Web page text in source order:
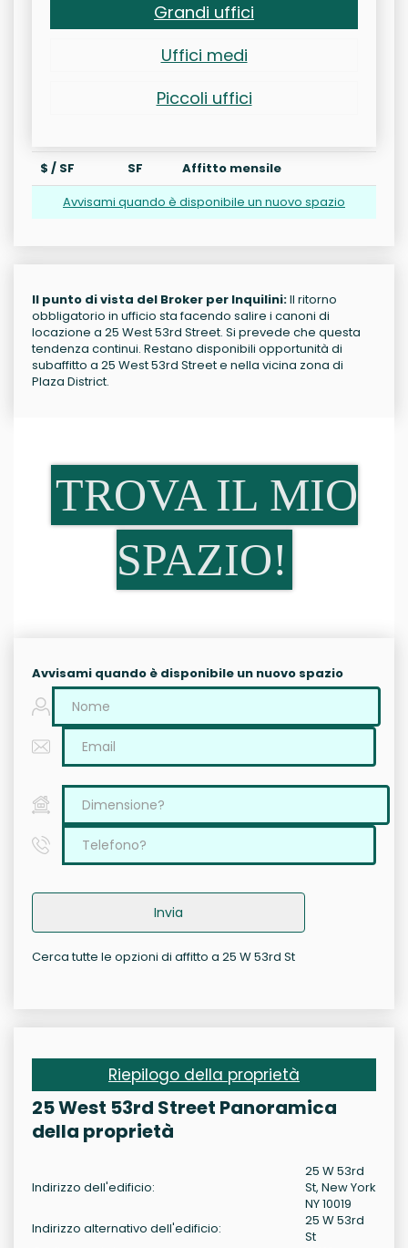
Grandi uffici
Uffici medi
Piccoli uffici
$ / SF SF
Affitto mensile
Avvisami quando è disponibile un nuovo spazio
Il punto di vista del Broker per Inquilini:Il ritorno
obbligatorio in ufficio sta facendo salire i canoni di
locazione a 25 West 53rd Street. Si prevede che questa
tendenza continui. Restano disponibili opportunità di
subaffitto a 25 West 53rd Street e nella vicina zona di
Plaza District.
TROVA IL MIO
SPAZIO!
Avvisami quando è disponibile un nuovo spazio
Invia
Cerca tutte le opzioni di affitto a 25 W 53rd St
Riepilogo della proprietà
25 West 53rd Street Panoramica
della proprietà
Indirizzo dell'edificio:
25 W 53rd
St, New York
NY 10019
Indirizzo alternativo dell'edificio:
25 W 53rd
St